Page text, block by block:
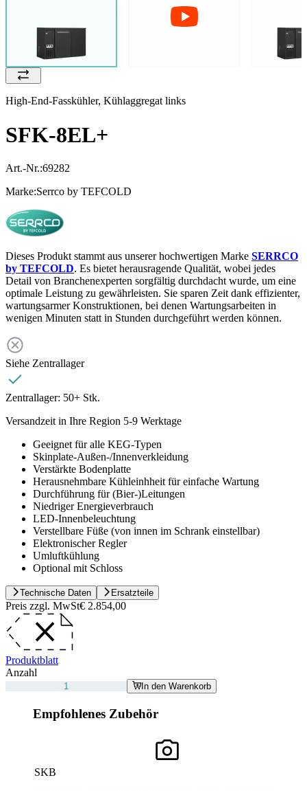
High-End-Fasskühler, Kühlaggregat links
SFK-8EL+
Art.-Nr.:69282
Marke:Serrco by TEFCOLD
Dieses Produkt stammt aus unserer hochwertigen Marke SERRCO
by TEFCOLD. Es bietet herausragende Qualität, wobei jedes
Detail von Branchenexperten sorgfältig durchdacht wurde, um eine
optimale Leistung zu gewährleisten. Sie sparen Zeit dank effizienter,
wartungsarmer Konstruktionen, bei denen Wartungsarbeiten in
wenigen Minuten statt in Stunden durchgeführt werden können.
Siehe Zentrallager
Zentrallager: 50+ Stk.
Versandzeit in Ihre Region 5-9 Werktage
Geeignet für alle KEG-Typen
Skinplate-Außen-/Innenverkleidung
Verstärkte Bodenplatte
Herausnehmbare Kühleinhheit für einfache Wartung
Durchführung für (Bier-)Leitungen
Niedriger Energieverbrauch
LED-Innenbeleuchtung
Verstellbare Füße (von innen im Schrank einstellbar)
Elektronischer Regler
Umluftkühlung
Optional mit Schloss
Technische Daten Ersatzteile
Preis zzgl. MwSt€ 2.854,00
Produktblatt
Anzahl
In den Warenkorb
Empfohlenes Zubehör
SKB